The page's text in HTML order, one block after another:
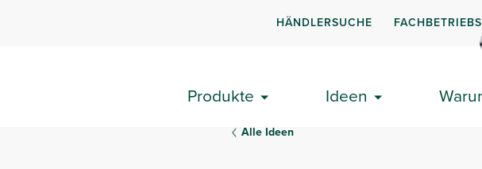
HÄNDLERSUCHE
Produkte Ideen
Alle Ideen